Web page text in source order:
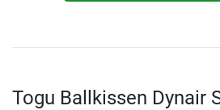
Togu Ballkissen Dynair